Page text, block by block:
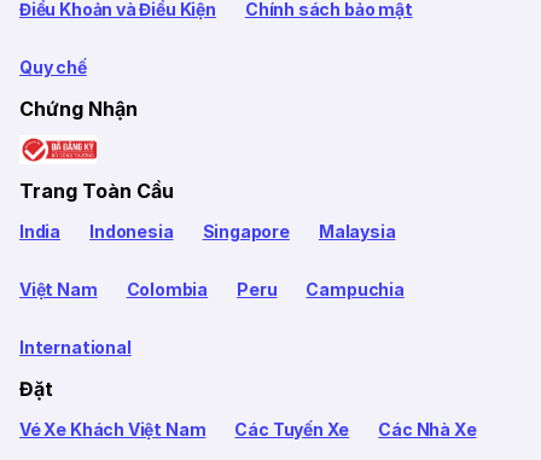
Điều Khoản và Điều Kiện Chính sách bảo mật
Quy chế
Chứng Nhận
Trang Toàn Cầu
India Indonesia Singapore Malaysia
Việt Nam Colombia Peru Campuchia
International
Đặt
Vé Xe Khách Việt Nam Các Tuyến Xe Các Nhà Xe